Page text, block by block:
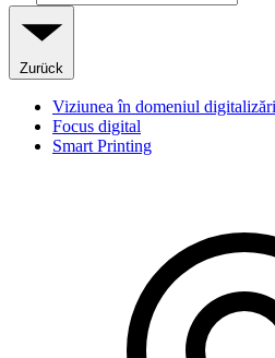
Zurück
Viziunea în domeniul
Focus digital
Smart Printing